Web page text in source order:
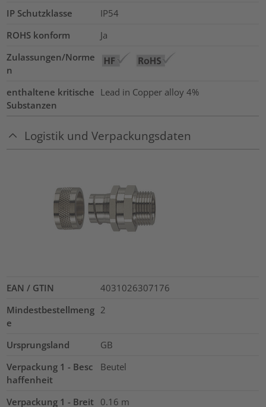
IP Schutzklasse
IP54
ROHS konform
Ja
Zulassungen/Norme
n
enthaltene kritische
Substanzen
Lead in Copper alloy 4%
Logistik und Verpackungsdaten
EAN / GTIN
4031026307176
Mindestbestellmeng
e
2
Ursprungsland
GB
Verpackung 1 - Besc
haffenheit
Beutel
Verpackung 1 - Breit 0.16 m